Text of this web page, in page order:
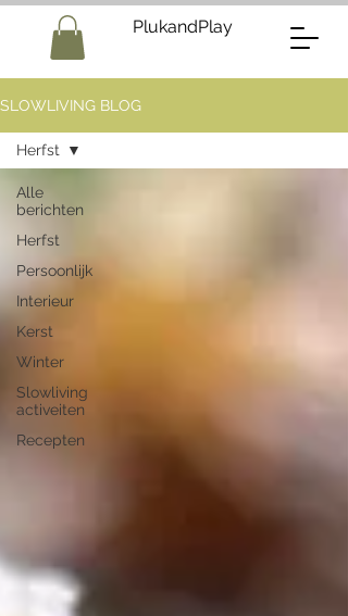
PlukandPlay
SLOWLIVING BLOG
Alle
berichten
Herfst
Persoonlijk
Interieur
Kerst
Winter
Slowliving
activeiten
Recepten
Herfst